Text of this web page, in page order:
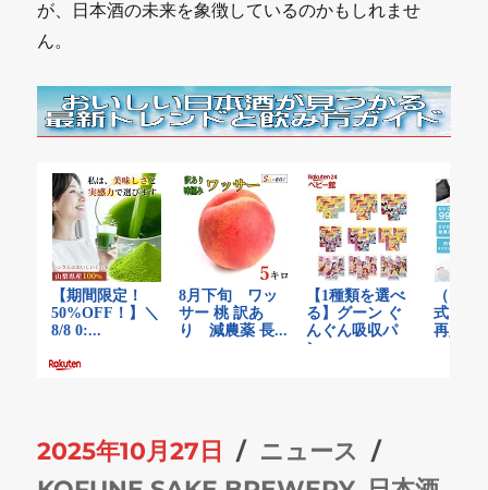
が、日本酒の未来を象徴しているのかもしれませ
ん。
投
2025年10月27日
カ
ニュース